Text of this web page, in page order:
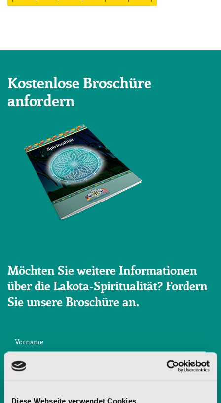
Diese Webseite verwendet Cookies
Kostenlose Broschüre
anfordern
Möchten Sie weitere Informationen
über die Lakota-Spiritualität? Fordern
Sie unsere Broschüre an.
Vorname